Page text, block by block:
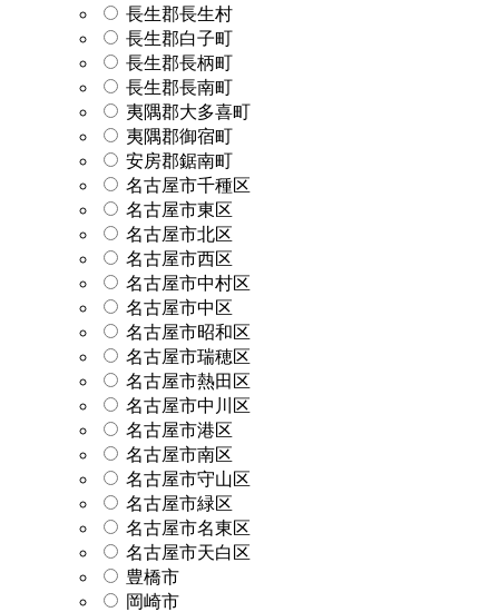
長生郡長生村
長生郡白子町
長生郡長柄町
長生郡長南町
夷隅郡大多喜町
夷隅郡御宿町
安房郡鋸南町
名古屋市千種区
名古屋市東区
名古屋市北区
名古屋市西区
名古屋市中村区
名古屋市中区
名古屋市昭和区
名古屋市瑞穂区
名古屋市熱田区
名古屋市中川区
名古屋市港区
名古屋市南区
名古屋市守山区
名古屋市緑区
名古屋市名東区
名古屋市天白区
豊橋市
岡崎市